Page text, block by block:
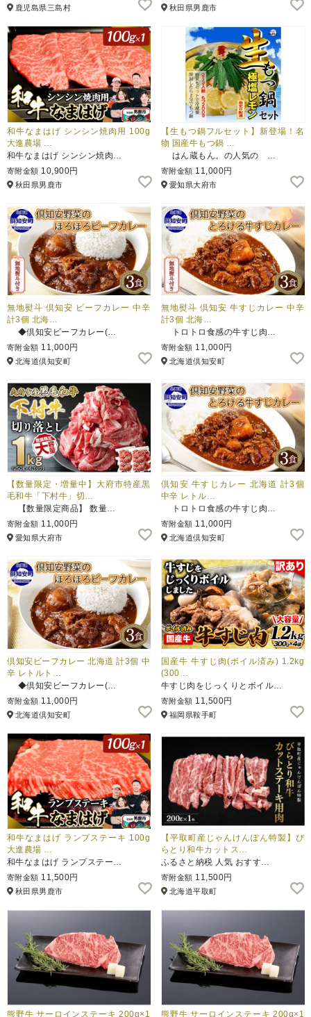
鹿児島県三島村 秋田県男鹿市
和牛なまはげ シンシン焼肉用 100g
大進農場 …
和牛なまはげ シンシン焼肉…
寄附金額 10,900円
秋田県男鹿市
【生もつ鍋フルセット】新登場！名
物 国産牛もつ鍋 …
はん蔵もん。の人気の …
寄附金額 11,000円
愛知県大府市
無地熨斗 倶知安 ビーフカレー 中辛
計3個 北海…
◆倶知安ビーフカレー(…
寄附金額 11,000円
北海道倶知安町
無地熨斗 倶知安 牛すじカレー 中辛
計3個 北海…
トロトロ食感の牛すじ肉…
寄附金額 11,000円
北海道倶知安町
【数量限定・増量中】大府市特産黒
毛和牛「下村牛」切…
【数量限定商品】 数量…
寄附金額 11,000円
愛知県大府市
倶知安 牛すじカレー 北海道 計3個
中辛 レトル…
トロトロ食感の牛すじ肉…
寄附金額 11,000円
北海道倶知安町
倶知安ビーフカレー 北海道 計3個 中
辛 レトルト…
◆倶知安ビーフカレー(…
寄附金額 11,000円
北海道倶知安町
国産牛 牛すじ肉(ボイル済み) 1.2kg
(300…
牛すじ肉をじっくりとボイル…
寄附金額 11,500円
福岡県鞍手町
和牛なまはげ ランプステーキ 100g
大進農場 …
和牛なまはげ ランプステー…
寄附金額 11,500円
秋田県男鹿市
【平取町産じゃんけんぽん特製】び
らとり和牛カットス…
ふるさと納税 人気 おすす…
寄附金額 11,500円
北海道平取町
熊野牛 サーロインステーキ 200g×1 熊野牛 サーロインステーキ 200g×1